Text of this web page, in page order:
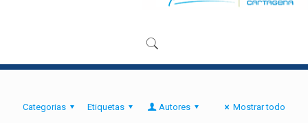
Categorias Etiquetas Autores Mostrar todo